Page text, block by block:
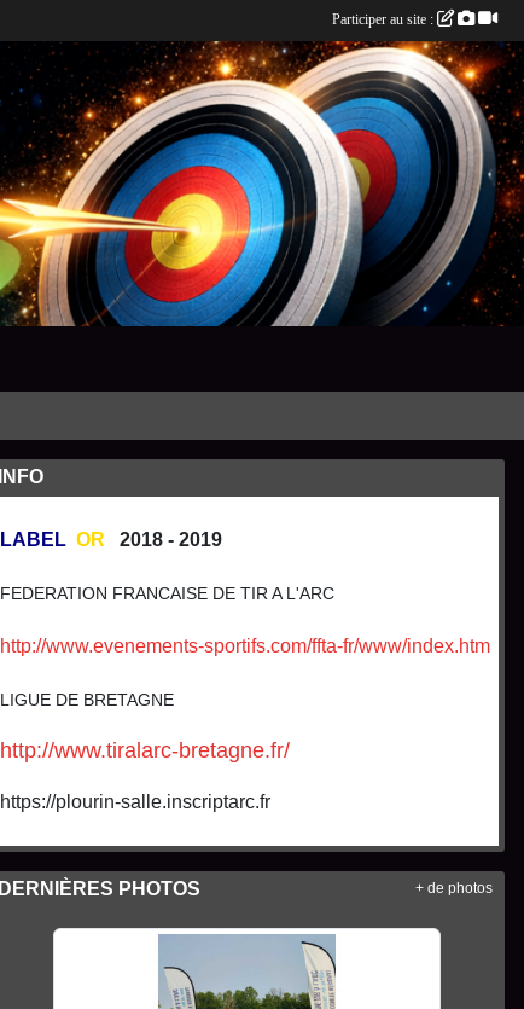
INFO
LABEL OR 2018 - 2019
FEDERATION FRANCAISE DE TIR A L'ARC
http://www.evenements-sportifs.com/ffta-fr/www/index.htm
LIGUE DE BRETAGNE
http://www.tiralarc-bretagne.fr/
https://plourin-salle.inscriptarc.fr
DERNIÈRES PHOTOS + de photos
Participer au site :